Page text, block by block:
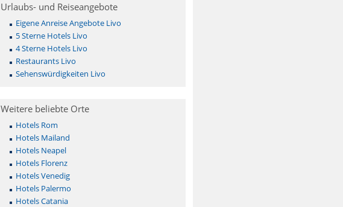
Urlaubs- und Reiseangebote
Eigene Anreise Angebote Livo
5 Sterne Hotels Livo
4 Sterne Hotels Livo
Restaurants Livo
Sehenswürdigkeiten Livo
Weitere beliebte Orte
Hotels Rom
Hotels Mailand
Hotels Neapel
Hotels Florenz
Hotels Venedig
Hotels Palermo
Hotels Catania